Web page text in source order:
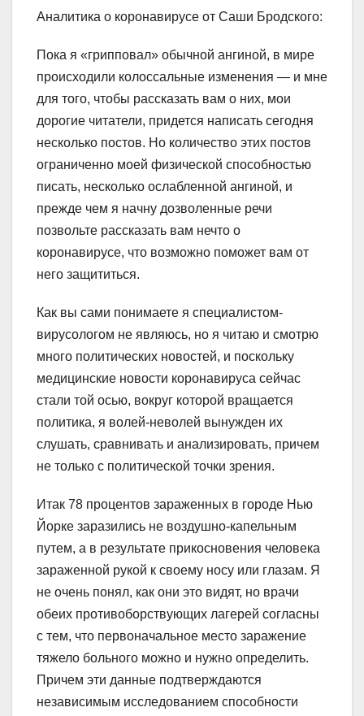
Аналитика о коронавирусе от Саши Бродского:
Пока я «грипповал» обычной ангиной, в мире
происходили колоссальные изменения — и мне
для того, чтобы рассказать вам о них, мои
дорогие читатели, придется написать сегодня
несколько постов. Но количество этих постов
ограниченно моей физической способностью
писать, несколько ослабленной ангиной, и
прежде чем я начну дозволенные речи
позвольте рассказать вам нечто о
коронавирусе, что возможно поможет вам от
него защититься.
Как вы сами понимаете я специалистом-
вирусологом не являюсь, но я читаю и смотрю
много политических новостей, и поскольку
медицинские новости коронавируса сейчас
стали той осью, вокруг которой вращается
политика, я волей-неволей вынужден их
слушать, сравнивать и анализировать, причем
не только с политической точки зрения.
Итак 78 процентов зараженных в городе Нью
Йорке заразились не воздушно-капельным
путем, а в результате прикосновения человека
зараженной рукой к своему носу или глазам. Я
не очень понял, как они это видят, но врачи
обеих противоборствующих лагерей согласны
с тем, что первоначальное место заражение
тяжело больного можно и нужно определить.
Причем эти данные подтверждаются
независимым исследованием способности